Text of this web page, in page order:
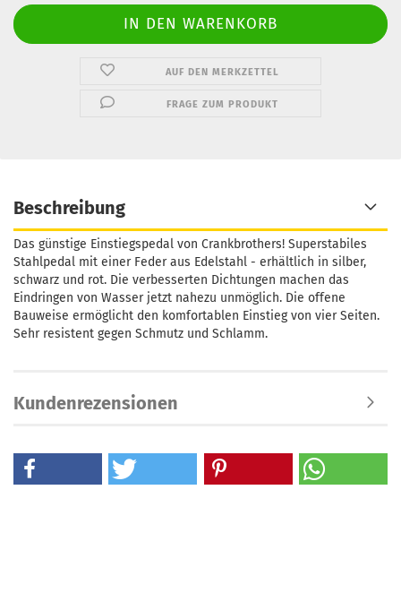
AUF DEN MERKZETTEL
FRAGE ZUM PRODUKT
Beschreibung
Das günstige Einstiegspedal von Crankbrothers! Superstabiles
Stahlpedal mit einer Feder aus Edelstahl - erhältlich in silber,
schwarz und rot. Die verbesserten Dichtungen machen das
Eindringen von Wasser jetzt nahezu unmöglich. Die offene
Bauweise ermöglicht den komfortablen Einstieg von vier Seiten.
Sehr resistent gegen Schmutz und Schlamm.
Kundenrezensionen